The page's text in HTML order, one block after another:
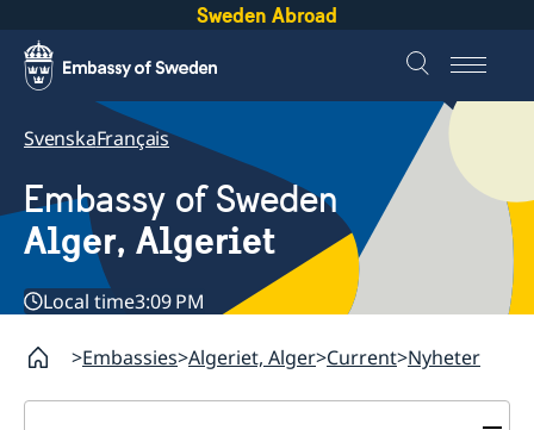
Sweden Abroad
SvenskaFrançais
Embassy of Sweden
Alger, Algeriet
Local time3:09 PM
Embassies Algeriet, Alger Current Nyheter